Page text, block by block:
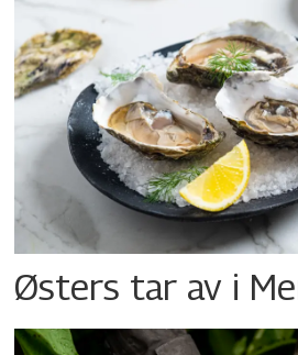
Østers tar av i